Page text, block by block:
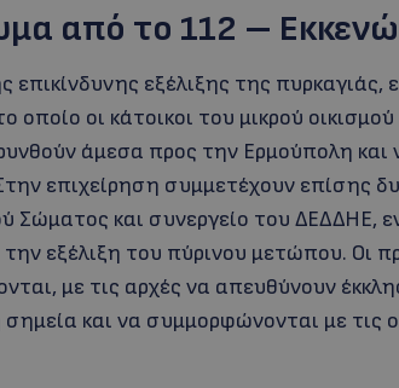
από το 112 –
επικίνδυνης εξέλιξης της
οποίο οι κάτοικοι του μικρού οικισμού
άμεσα προς την Ερμούπολη και
επιχείρηση συμμετέχουν επίσης
Σώματος και συνεργείο του ΔΕΔΔΗΕ,
την εξέλιξη του πύρινου μετώπου. Οι
με τις αρχές να απευθύνουν
και να συμμορφώνονται με τις